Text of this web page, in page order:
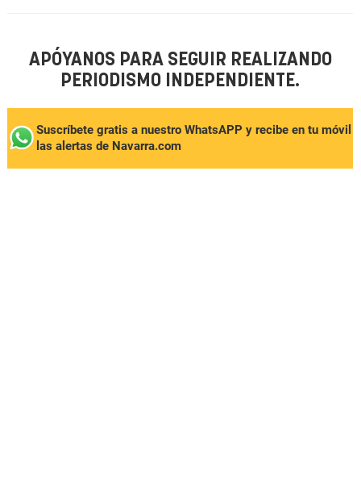
APÓYANOS PARA SEGUIR REALIZANDO
PERIODISMO INDEPENDIENTE.
Suscríbete gratis a nuestro WhatsAPP y recibe en tu móvil
las alertas de Navarra.com